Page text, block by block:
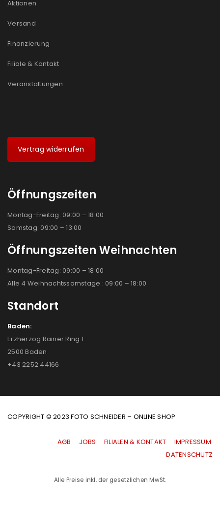
Aktionen
Versand
Finanzierung
Filiale & Kontakt
Veranstaltungen
Vertrag widerrufen
Öffnungszeiten
Montag-Freitag: 09:00 – 18:00
Samstag: 09:00 – 13:00
Öffnungszeiten Weihnachten
Montag-Freitag: 09:00 – 18:00
Alle 4 Weihnachtssamstage : 09:00 – 18:00
Standort
Baden:
Erzherzog Rainer Ring 1
2500 Baden
+43 2252 44166
COPYRIGHT © 2023 FOTO SCHNEIDER – ONLINE SHOP
AGB JOBS FILIALEN & KONTAKT
IMPRESSUM
|DATENSCHUTZ
Alle Preise inkl. der gesetzlichen MwSt.